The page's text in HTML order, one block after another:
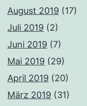
August 2019 (17)
Juli 2019 (2)
Juni 2019 (7)
Mai 2019 (29)
April 2019 (20)
März 2019 (31)